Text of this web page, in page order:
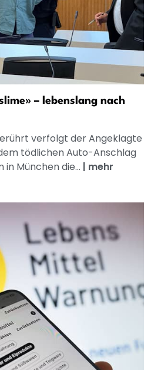
– lebenslang nach
verfolgt der Angeklagte
tödlichen Auto-Anschlag
München die... | mehr